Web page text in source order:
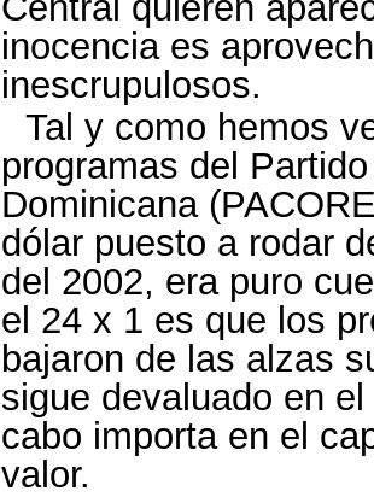
inocencia es
inescrupulosos.
Tal y como hemos
programas del
Dominicana
dólar puesto a rodar
del 2002, era puro
el 24 x 1 es que los
bajaron de las alzas
sigue devaluado en
cabo importa en el
valor.